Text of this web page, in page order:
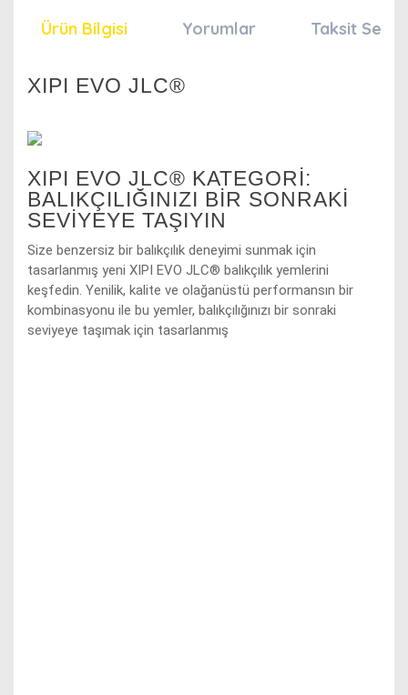
Ürün Bilgisi Yorumlar Taksit
XIPI EVO JLC®
XIPI EVO JLC® KATEGORI:
BALIKÇILIĞINIZI BIR SONRAKI
SEVIYEYE TAŞIYIN
Size benzersiz bir balıkçılık deneyimi sunmak için
tasarlanmış yeni XIPI EVO JLC® balıkçılık yemlerini
keşfedin. Yenilik, kalite ve olağanüstü performansın bir
kombinasyonu ile bu yemler, balıkçılığınızı bir sonraki
seviyeye taşımak için tasarlanmış